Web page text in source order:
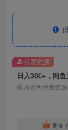
此
日入300+，闲
此内容为付费资
朋友
付费资源